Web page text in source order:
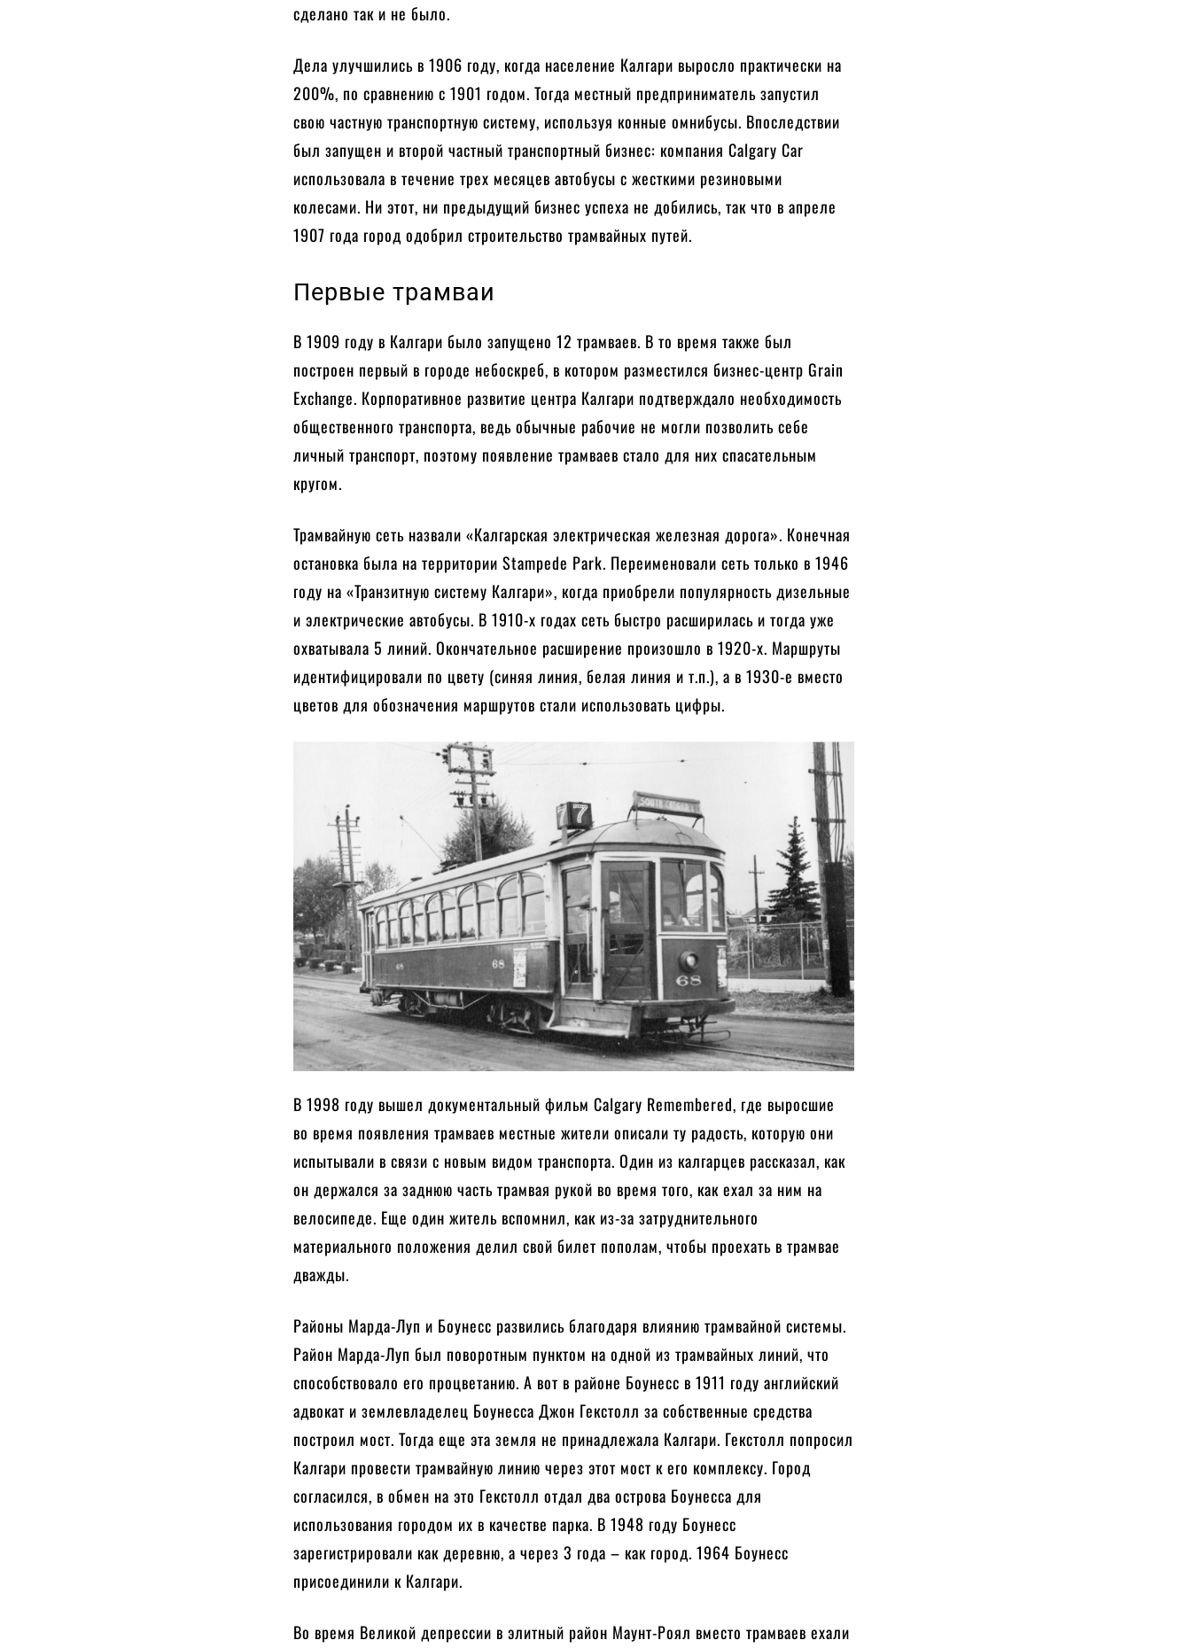
сделано так и не было.
Дела улучшились в 1906 году, когда население Калгари выросло практически на
200%, по сравнению с 1901 годом. Тогда местный предприниматель запустил
свою частную транспортную систему, используя конные омнибусы. Впоследствии
был запущен и второй частный транспортный бизнес: компания Calgary Car
использовала в течение трех месяцев автобусы с жесткими резиновыми
колесами. Ни этот, ни предыдущий бизнес успеха не добились, так что в апреле
1907 года город одобрил строительство трамвайных путей.
Первые трамваи
В 1909 году в Калгари было запущено 12 трамваев. В то время также был
построен первый в городе небоскреб, в котором разместился бизнес-центр Grain
Exchange. Корпоративное развитие центра Калгари подтверждало необходимость
общественного транспорта, ведь обычные рабочие не могли позволить себе
личный транспорт, поэтому появление трамваев стало для них спасательным
кругом.
Трамвайную сеть назвали «Калгарская электрическая железная дорога». Конечная
остановка была на территории Stampede Park. Переименовали сеть только в 1946
году на «Транзитную систему Калгари», когда приобрели популярность дизельные
и электрические автобусы. В 1910-х годах сеть быстро расширилась и тогда уже
охватывала 5 линий. Окончательное расширение произошло в 1920-х. Маршруты
идентифицировали по цвету (синяя линия, белая линия и т.п.), а в 1930-е вместо
цветов для обозначения маршрутов стали использовать цифры.
В 1998 году вышел документальный фильм Calgary Remembered, где выросшие
во время появления трамваев местные жители описали ту радость, которую они
испытывали в связи с новым видом транспорта. Один из калгарцев рассказал, как
он держался за заднюю часть трамвая рукой во время того, как ехал за ним на
велосипеде. Еще один житель вспомнил, как из-за затруднительного
материального положения делил свой билет пополам, чтобы проехать в трамвае
дважды.
Районы Марда-Луп и Боунесс развились благодаря влиянию трамвайной системы.
Район Марда-Луп был поворотным пунктом на одной из трамвайных линий, что
способствовало его процветанию. А вот в районе Боунесс в 1911 году английский
адвокат и землевладелец Боунесса Джон Гекстолл за собственные средства
построил мост. Тогда еще эта земля не принадлежала Калгари. Гекстолл попросил
Калгари провести трамвайную линию через этот мост к его комплексу. Город
согласился, в обмен на это Гекстолл отдал два острова Боунесса для
использования городом их в качестве парка. В 1948 году Боунесс
зарегистрировали как деревню, а через 3 года – как город. 1964 Боунесс
присоединили к Калгари.
Во время Великой депрессии в элитный район Маунт-Роял вместо трамваев ехали